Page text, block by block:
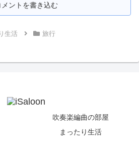
メントを書き込む
生活 旅行
吹奏楽編曲の部屋
まったり生活